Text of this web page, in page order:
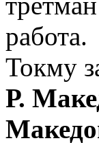
работа.
Токму
Р.